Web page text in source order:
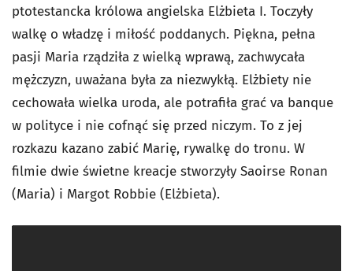
ptotestancka królowa angielska Elżbieta I. Toczyły
walkę o władzę i miłość poddanych. Piękna, pełna
pasji Maria rządziła z wielką wprawą, zachwycała
mężczyzn, uważana była za niezwykłą. Elżbiety nie
cechowała wielka uroda, ale potrafiła grać va banque
w polityce i nie cofnąć się przed niczym. To z jej
rozkazu kazano zabić Marię, rywalkę do tronu. W
filmie dwie świetne kreacje stworzyły Saoirse Ronan
(Maria) i Margot Robbie (Elżbieta).